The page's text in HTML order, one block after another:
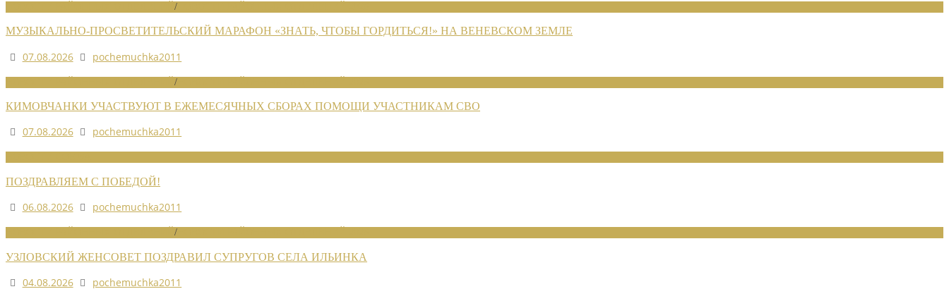
/
МУЗЫКАЛЬНО-ПРОСВЕТИТЕЛЬСКИЙ МАРАФОН «ЗНАТЬ, ЧТОБЫ ГОРДИТЬСЯ!» НА ВЕНЕВСКОМ ЗЕМЛЕ
07.08.2026
pochemuchka2011
/
КИМОВЧАНКИ УЧАСТВУЮТ В ЕЖЕМЕСЯЧНЫХ СБОРАХ ПОМОЩИ УЧАСТНИКАМ СВО
07.08.2026
pochemuchka2011
ПОЗДРАВЛЯЕМ С ПОБЕДОЙ!
06.08.2026
pochemuchka2011
/
УЗЛОВСКИЙ ЖЕНСОВЕТ ПОЗДРАВИЛ СУПРУГОВ СЕЛА ИЛЬИНКА
04.08.2026
pochemuchka2011